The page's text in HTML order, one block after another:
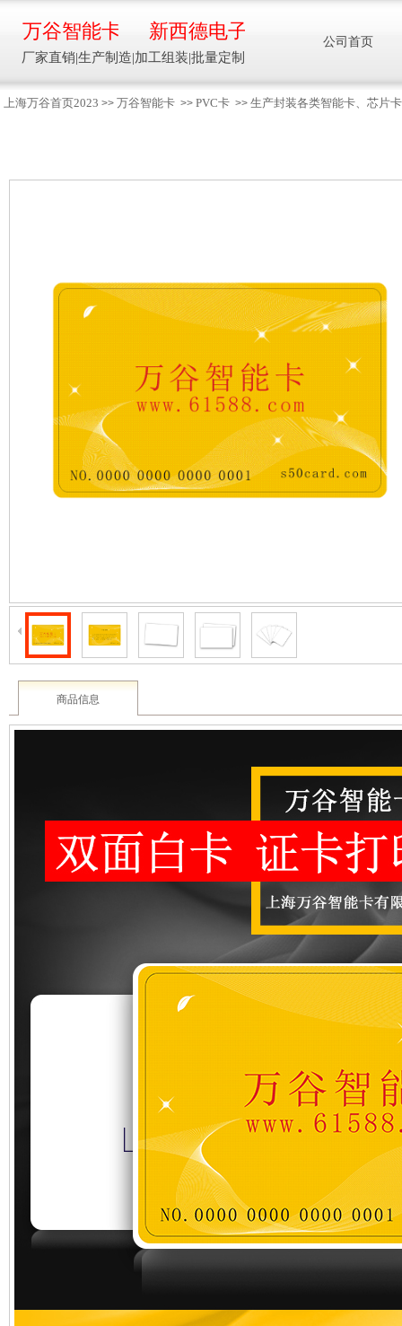
上海万谷首页2023 >> 万谷智能卡 >> PVC卡 >> 生产封装各类智能卡、芯片
商品信息
新西德电子
厂家直销|生产制造|加工组装|批量定制
位设备
13918608088/ 137016
91001
2003 - 2022 / 19年
万谷智能卡 公司首页